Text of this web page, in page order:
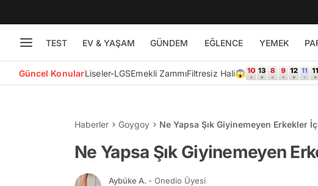
TEST EV & YAŞAM GÜNDEM EĞLENCE YEMEK
Güncel KonularLiseler-LGSEmekli ZammıFiltresiz Hali😱
Haberler Goygoy Ne Yapsa Şık Giyinemeyen Erkekler
Ne Yapsa Şık Giyinemeyen
Aybüke A. - Onedio Üyesi